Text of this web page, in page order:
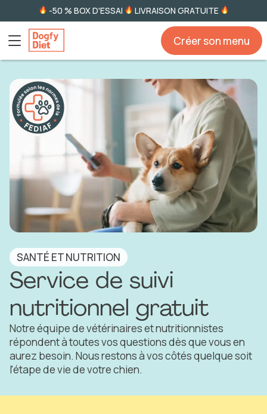
-50 % BOX D'ESSAI LIVRAISON GRATUITE
Créer son menu
SANTÉ ET NUTRITION
Service de suivi
nutritionnel gratuit
Notre équipe de vétérinaires et nutritionnistes
répondent à toutes vos questions dès que vous en
aurez besoin. Nous restons à vos côtés quelque soit
l'étape de vie de votre chien.